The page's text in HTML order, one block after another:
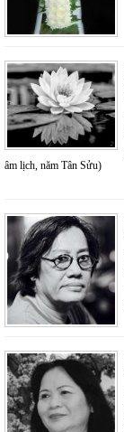
âm lịch, năm Tân Sửu)